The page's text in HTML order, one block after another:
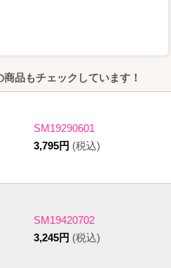
品もチェックしています！
SM19290601
3,795円 (税込)
SM19420702
3,245円 (税込)